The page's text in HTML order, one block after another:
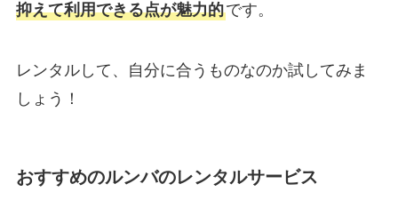
抑えて利用できる点が魅力的です。
レンタルして、自分に合うものなのか試してみま
しょう！
おすすめのルンバのレンタルサービス